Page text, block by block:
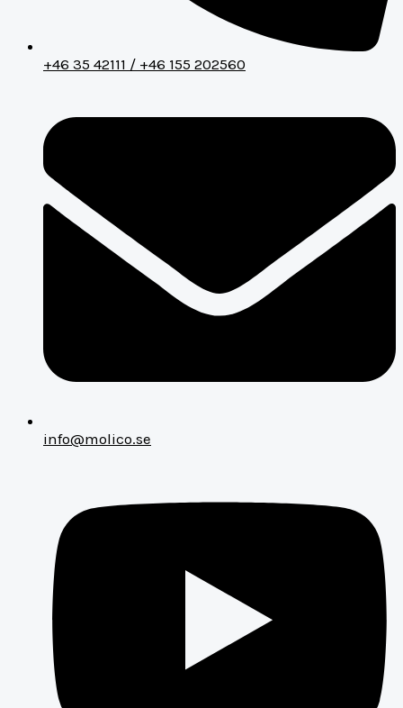
+46 35 42111 / +46 155 202560
info@molico.se